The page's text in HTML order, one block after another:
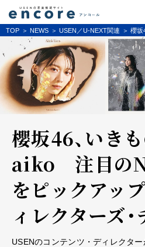
TOP NEWS USEN／U-NEXT関連 櫻坂
櫻坂46、いき
aiko 注目の
をピックアッ
ィレクターズ
USENのコンテンツ・ディレクタ